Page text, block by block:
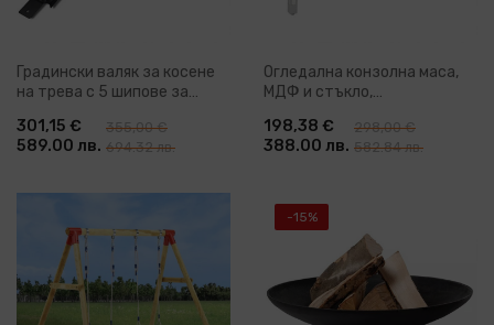
Градински валяк за косене
на трева с 5 шипове за
301,15 €
589.00 лв.
355,00 €
694.32 лв.
Огледална конзолна маса,
МДФ и стъкло,
198,38 €
388.00 лв.
298,00 €
582.84 лв.
-15%